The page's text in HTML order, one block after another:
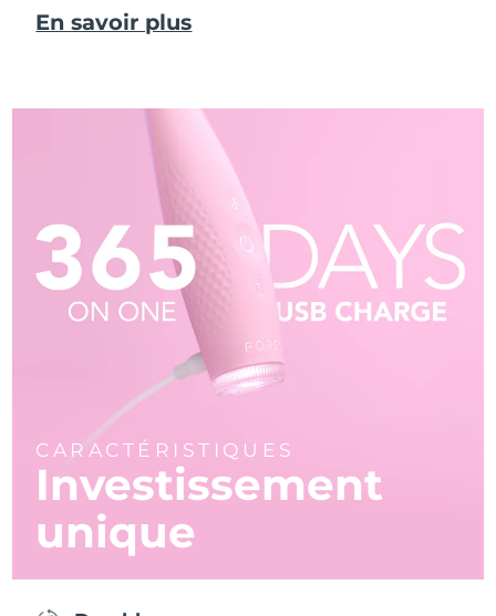
En savoir plus
CARACTÉRISTIQUES
Investissement
unique